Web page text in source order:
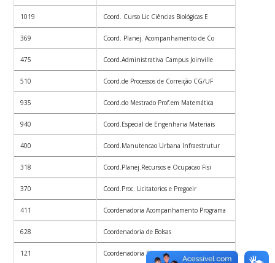
1019 Coord. Curso Lic Ciências Biológicas E
369 Coord. Planej. Acompanhamento de Co
475 Coord.Administrativa Campus Joinville
510 Coord.de Processos de Correição CG/UF
935 Coord.do Mestrado Prof.em Matemática
940 Coord.Especial de Engenharia Materiais
400 Coord.Manutencao Urbana Infraestrutur
318 Coord.Planej.Recursos e Ocupacao Fisi
370 Coord.Proc. Licitatorios e Pregoeir
411 Coordenadoria Acompanhamento Programa
628 Coordenadoria de Bolsas
121 Coordenadoria Especial de Farmacologia